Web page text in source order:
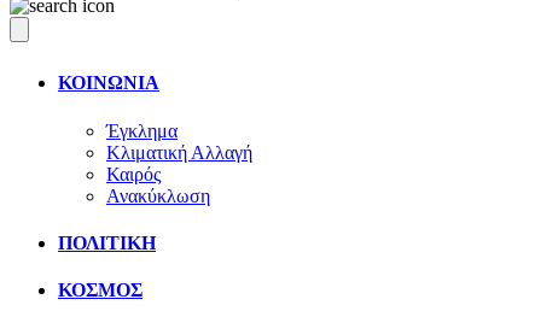
ΚΟΙΝΩΝΙΑ
Έγκλημα
Κλιματική Αλλαγή
Καιρός
Ανακύκλωση
ΠΟΛΙΤΙΚΗ
ΚΟΣΜΟΣ